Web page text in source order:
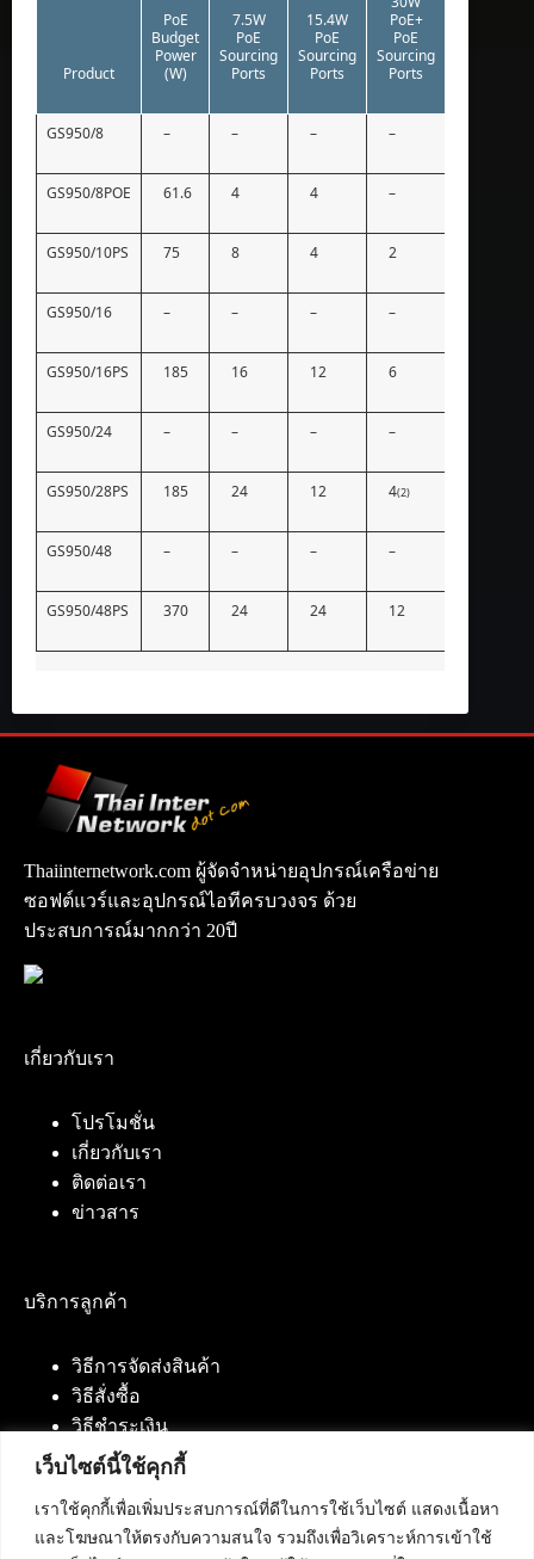
เว็บไซต์นี้ใช้คุกกี้
เราใช้คุกกี้เพื่อเพิ่มประสบการณ์ที่ดีในการใช้เว็บไซต์ แสดงเนื้อหา
และโฆษณาให้ตรงกับความสนใจ รวมถึงเพื่อวิเคราะห์การเข้าใช้
Product
PoE
Budget
Power
(W)
7.5W
PoE
Sourcing
Ports
15.4W
PoE
Sourcing
Ports
PoE+
PoE
Sourcing
Ports
GS950/8 – – – –
GS950/8POE 61.6 4 4 –
GS950/10PS 75 8 4 2
GS950/16 – – – –
GS950/16PS 185 16 12 6
GS950/24 – – – –
GS950/28PS 185 24 12 4(2)
GS950/48 – – – –
GS950/48PS 370 24 24 12
Thaiinternetwork.com ผู้จัดจำหน่ายอุปกรณ์เครือข่าย
ซอฟต์แวร์และอุปกรณ์ไอทีครบวงจร ด้วย
ประสบการณ์มากกว่า 20ปี
เกี่ยวกับเรา
โปรโมชั่น
เกี่ยวกับเรา
ติดต่อเรา
ข่าวสาร
บริการลูกค้า
วิธีการจัดส่งสินค้า
วิธีสั่งซื้อ
วิธีชำระเงิน
ติดต่อเรา